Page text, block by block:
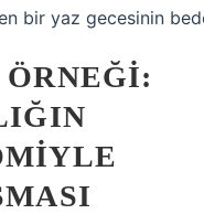
bir yaz gecesinin